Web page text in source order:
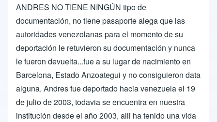
ANDRES NO TIENE NINGÚN tipo de
documentación, no tiene pasaporte alega que las
autoridades venezolanas para el momento de su
deportación le retuvieron su documentación y nunca
le fueron devuelta...fue a su lugar de nacimiento en
Barcelona, Estado Anzoategui y no consiguieron data
alguna. Andres fue deportado hacia venezuela el 19
de julio de 2003, todavia se encuentra en nuestra
institución desde el año 2003, alli ha tenido una vida